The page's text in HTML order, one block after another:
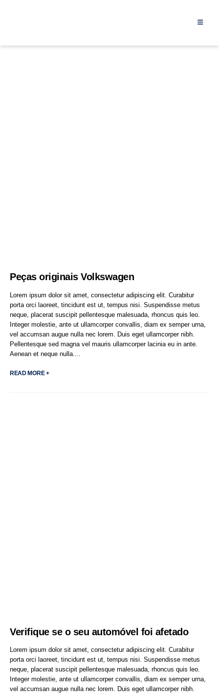
Peças originais Volkswagen
Lorem ipsum dolor sit amet, consectetur adipiscing elit. Curabitur
porta orci laoreet, tincidunt est ut, tempus nisi. Suspendisse metus
neque, placerat suscipit pellentesque malesuada, rhoncus quis leo.
Integer molestie, ante ut ullamcorper convallis, diam ex semper urna,
vel accumsan augue nulla nec lorem. Duis eget ullamcorper nibh.
Pellentesque sed magna vel mauris ullamcorper lacinia eu in ante.
Aenean et neque nulla....
READ MORE +
Verifique se o seu automóvel foi afetado
Lorem ipsum dolor sit amet, consectetur adipiscing elit. Curabitur
porta orci laoreet, tincidunt est ut, tempus nisi. Suspendisse metus
neque, placerat suscipit pellentesque malesuada, rhoncus quis leo.
Integer molestie, ante ut ullamcorper convallis, diam ex semper urna,
vel accumsan augue nulla nec lorem. Duis eget ullamcorper nibh.